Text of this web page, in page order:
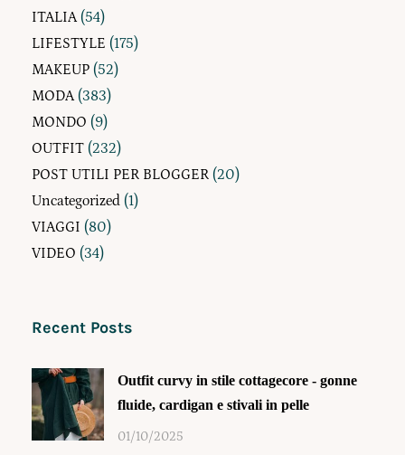
ITALIA (54)
LIFESTYLE (175)
MAKEUP (52)
MODA (383)
MONDO (9)
OUTFIT (232)
POST UTILI PER BLOGGER (20)
Uncategorized (1)
VIAGGI (80)
VIDEO (34)
Recent Posts
Outfit curvy in stile cottagecore - gonne
fluide, cardigan e stivali in pelle
01/10/2025